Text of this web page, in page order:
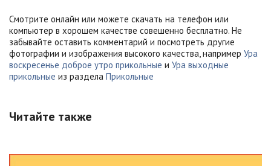
Смотрите онлайн или можете скачать на телефон или
компьютер в хорошем качестве совешенно бесплатно. Не
забывайте оставить комментарий и посмотреть другие
фотографии и изображения высокого качества, например Ура
воскресенье доброе утро прикольные и Ура выходные
прикольные из раздела Прикольные
Читайте также